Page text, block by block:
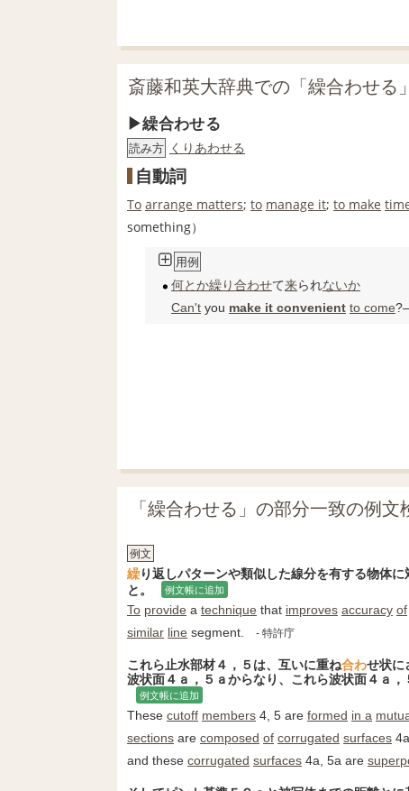
斎藤和英大辞典での「繰合わせる
繰合わせる
読み方 くりあわせる
自動詞
To arrange matters; to manage it; to make
something）
用例
何とか繰り合わせて来られないか
Can't you make it convenient to come
「繰合わせる」の部分一致の例文
例文
繰り返しパターンや類似した線分を有する物体
と。
例文帳に追加
To provide a technique that improves accuracy of
similar line segment. - 特許庁
これら止水部材４，５は、互いに重ね合わせ状に
波状面４ａ，５ａからなり、これら波状面４ａ
例文帳に追加
These cutoff members 4, 5 are formed in a
sections are composed of corrugated surfaces
and these corrugated surfaces 4a, 5a are